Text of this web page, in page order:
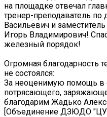
на площадке отвечал
тренер-преподаватель
Васильевич и
Игорь Владимирович!
железный порядок!
Огромная благодарность
не состоялся:
За неоценимую помощь в
потрясающего,
благодарим Жадько
[Объединение ДЗЮДО